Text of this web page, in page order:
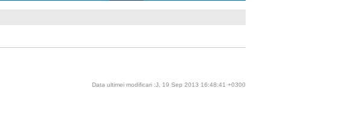
Data ultimei modificari :J, 19 Sep 2013 16:48:41 +0300